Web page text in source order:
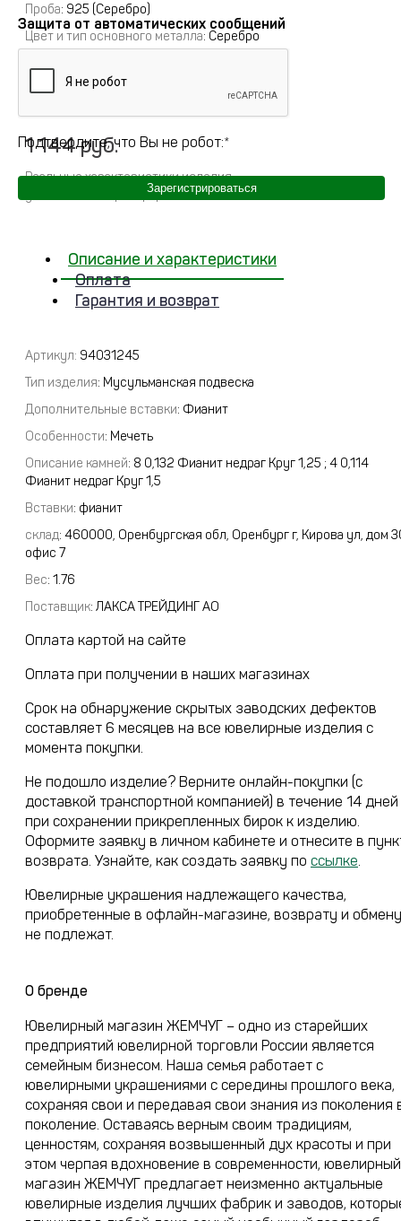
Проба: 925 (Серебро)
Цвет и тип основного металла: Серебро
Полное описание
1 144 руб.
Реальные характеристики изделия
указываются при оформлении заказа
Описание и характеристики
Оплата
Гарантия и возврат
Артикул: 94031245
Тип изделия: Мусульманская подвеска
Дополнительные вставки: Фианит
Особенности: Мечеть
Описание камней: 8 0,132 Фианит недраг Круг 1,25 ; 4 0,114
Фианит недраг Круг 1,5
Вставки: фианит
склад: 460000, Оренбургская обл, Оренбург г, Кирова ул, дом
офис 7
Вес: 1.76
Поставщик: ЛАКСА ТРЕЙДИНГ АО
Оплата картой на сайте
Оплата при получении в наших магазинах
Срок на обнаружение скрытых заводских дефектов
составляет 6 месяцев на все ювелирные изделия с
момента покупки.
Не подошло изделие? Верните онлайн-покупки (с
доставкой транспортной компанией) в течение 14 дней
при сохранении прикрепленных бирок к изделию.
Оформите заявку в личном кабинете и отнесите в
возврата. Узнайте, как создать заявку по ссылке.
Ювелирные украшения надлежащего качества,
приобретенные в офлайн-магазине, возврату и обмену
не подлежат.
О бренде
Ювелирный магазин ЖЕМЧУГ – одно из старейших
предприятий ювелирной торговли России является
семейным бизнесом. Наша семья работает с
ювелирными украшениями с середины прошлого века,
сохраняя свои и передавая свои знания из поколения
поколение. Оставаясь верным своим традициям,
ценностям, сохраняя возвышенный дух красоты и при
этом черпая вдохновение в современности, ювелирный
магазин ЖЕМЧУГ предлагает неизменно актуальные
ювелирные изделия лучших фабрик и заводов,
Защита от автоматических сообщений
Подтвердите, что Вы не робот:*
Зарегистрироваться